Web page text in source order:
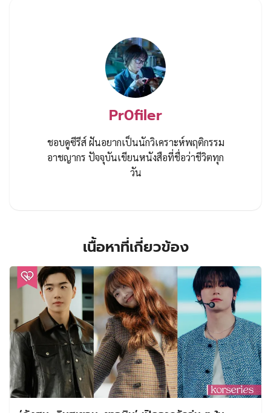
Pr0filer
ชอบดูซีรีส์ ฝันอยากเป็นนักวิเคราะห์พฤติกรรม
อาชญากร ปัจจุบันเขียนหนังสือที่ชื่อว่าชีวิตทุก
วัน
เนื้อหาที่เกี่ยวข้อง